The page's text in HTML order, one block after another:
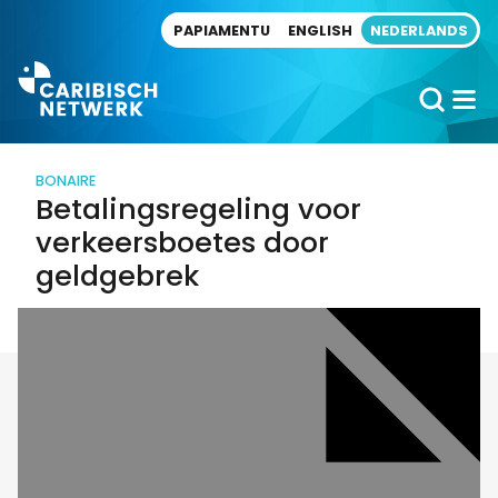
PAPIAMENTU ENGLISH NEDERLANDS
BONAIRE
Betalingsregeling voor
verkeersboetes door
geldgebrek